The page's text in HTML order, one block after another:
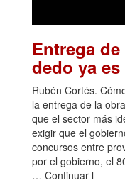
Entrega
dedo ya
Rubén Cortés.
la entrega de la
que el sector más
exigir que el
concursos entre
por el gobierno, el
… Continuar l